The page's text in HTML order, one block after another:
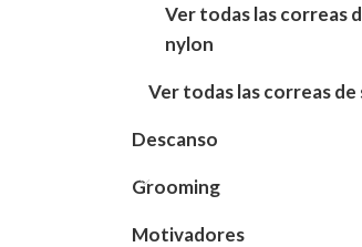
Ver todas las correas
nylon
Ver todas las correas de
Descanso
Grooming
Motivadores